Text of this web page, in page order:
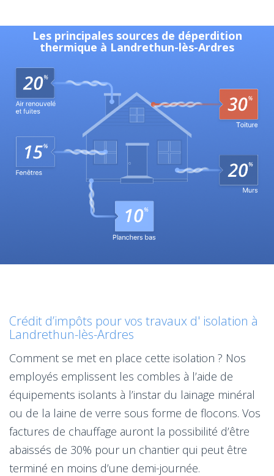
Les principales sources de déperdition
thermique à Landrethun-lès-Ardres
Crédit d’impôts pour vos travaux d' isolation à
Landrethun-lès-Ardres
Comment se met en place cette isolation ? Nos
employés emplissent les combles à l’aide de
équipements isolants à l’instar du lainage minéral
ou de la laine de verre sous forme de flocons. Vos
factures de chauffage auront la possibilité d’être
abaissés de 30% pour un chantier qui peut être
terminé en moins d’une demi-journée.